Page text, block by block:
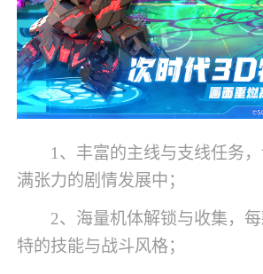
1、丰富的主线与支线任务
满张力的剧情发展中；
2、海量机体解锁与收集，
特的技能与战斗风格；